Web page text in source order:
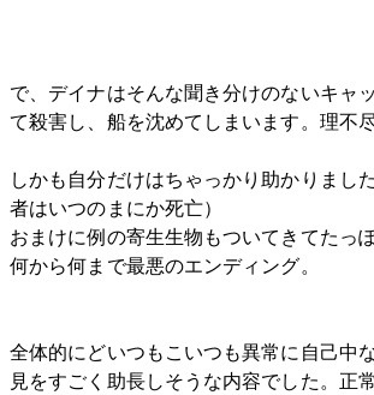
で、デイナはそんな聞き分けのないキャ
て殺害し、船を沈めてしまいます。理不
しかも自分だけはちゃっかり助かりまし
者はいつのまにか死亡）
おまけに例の寄生生物もついてきてたっぽ
何から何まで最悪のエンディング。
全体的にどいつもこいつも異常に自己中
見をすごく助長しそうな内容でした。正